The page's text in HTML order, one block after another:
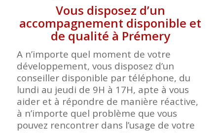
Vous disposez d’un
accompagnement disponible et
de qualité à Prémery
A n’importe quel moment de votre
développement, vous disposez d’un
conseiller disponible par téléphone, du
lundi au jeudi de 9H à 17H, apte à vous
aider et à répondre de manière réactive,
à n’importe quel problème que vous
pouvez rencontrer dans l’usage de votre